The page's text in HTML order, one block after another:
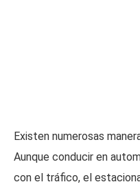
Existen numerosas
Aunque conducir en
con el tráfico, el